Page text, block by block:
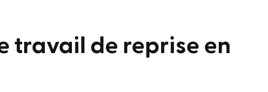
travail de reprise en